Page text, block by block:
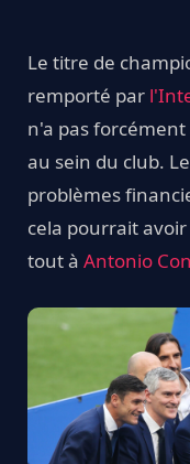
Le titre de
remporté par
n'a pas
au sein du club.
problèmes
cela pourrait
tout à Antonio